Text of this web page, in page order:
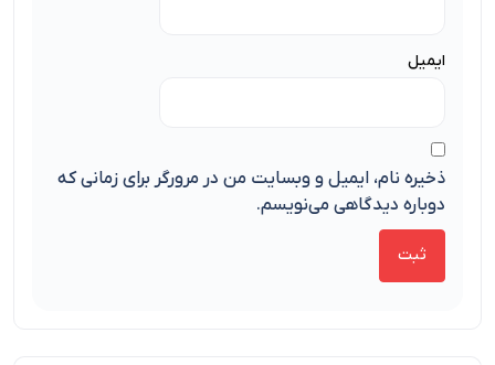
ایمیل
ذخیره نام، ایمیل و وبسایت من در مرورگر برای زمانی که
دوباره دیدگاهی می‌نویسم.